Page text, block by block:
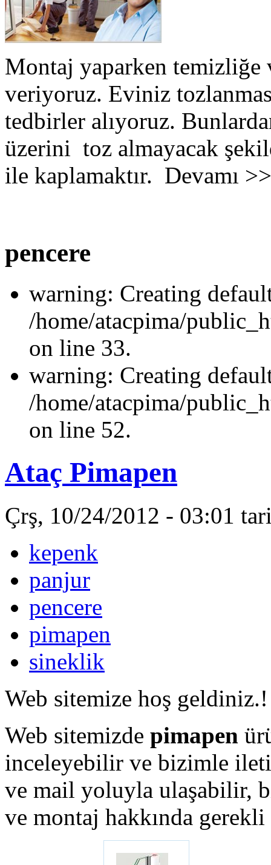
Montaj yaparken
veriyoruz. Eviniz
tedbirler alıyoruz.
üzerini toz almayacak
ile kaplamaktır. Devamı
pencere
warning: Creating
/home/atacpima/
on line 33.
warning: Creating
/home/atacpima/
on line 52.
Ataç Pimapen
Çrş, 10/24/2012 - 03:01
kepenk
panjur
pencere
pimapen
sineklik
Web sitemize hoş geldiniz.!
Web sitemizde pimapen
inceleyebilir ve bizimle
ve mail yoluyla ulaşabilir,
ve montaj hakkında